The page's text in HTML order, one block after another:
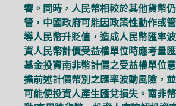
響。同時，人民幣相較於其他貨幣
管，中國政府可能因政策性動作或
導人民幣升貶值，造成人民幣匯率
資人民幣計價受益權單位時應考量
基金投資南非幣計價之受益權單位
擔前述計價幣別之匯率波動風險，
可能使投資人產生匯兌損失。南非